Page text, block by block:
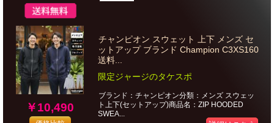
￥10,490
チャンピオン スウェット 上下 メンズ セ
ットアップ ブランド Champion C3XS160
送料...
限定ジャージのタケスポ
ブランド：チャンピオン分類：メンズ スウェッ
ト上下(セットアップ)商品名：ZIP HOODED
SWEA...